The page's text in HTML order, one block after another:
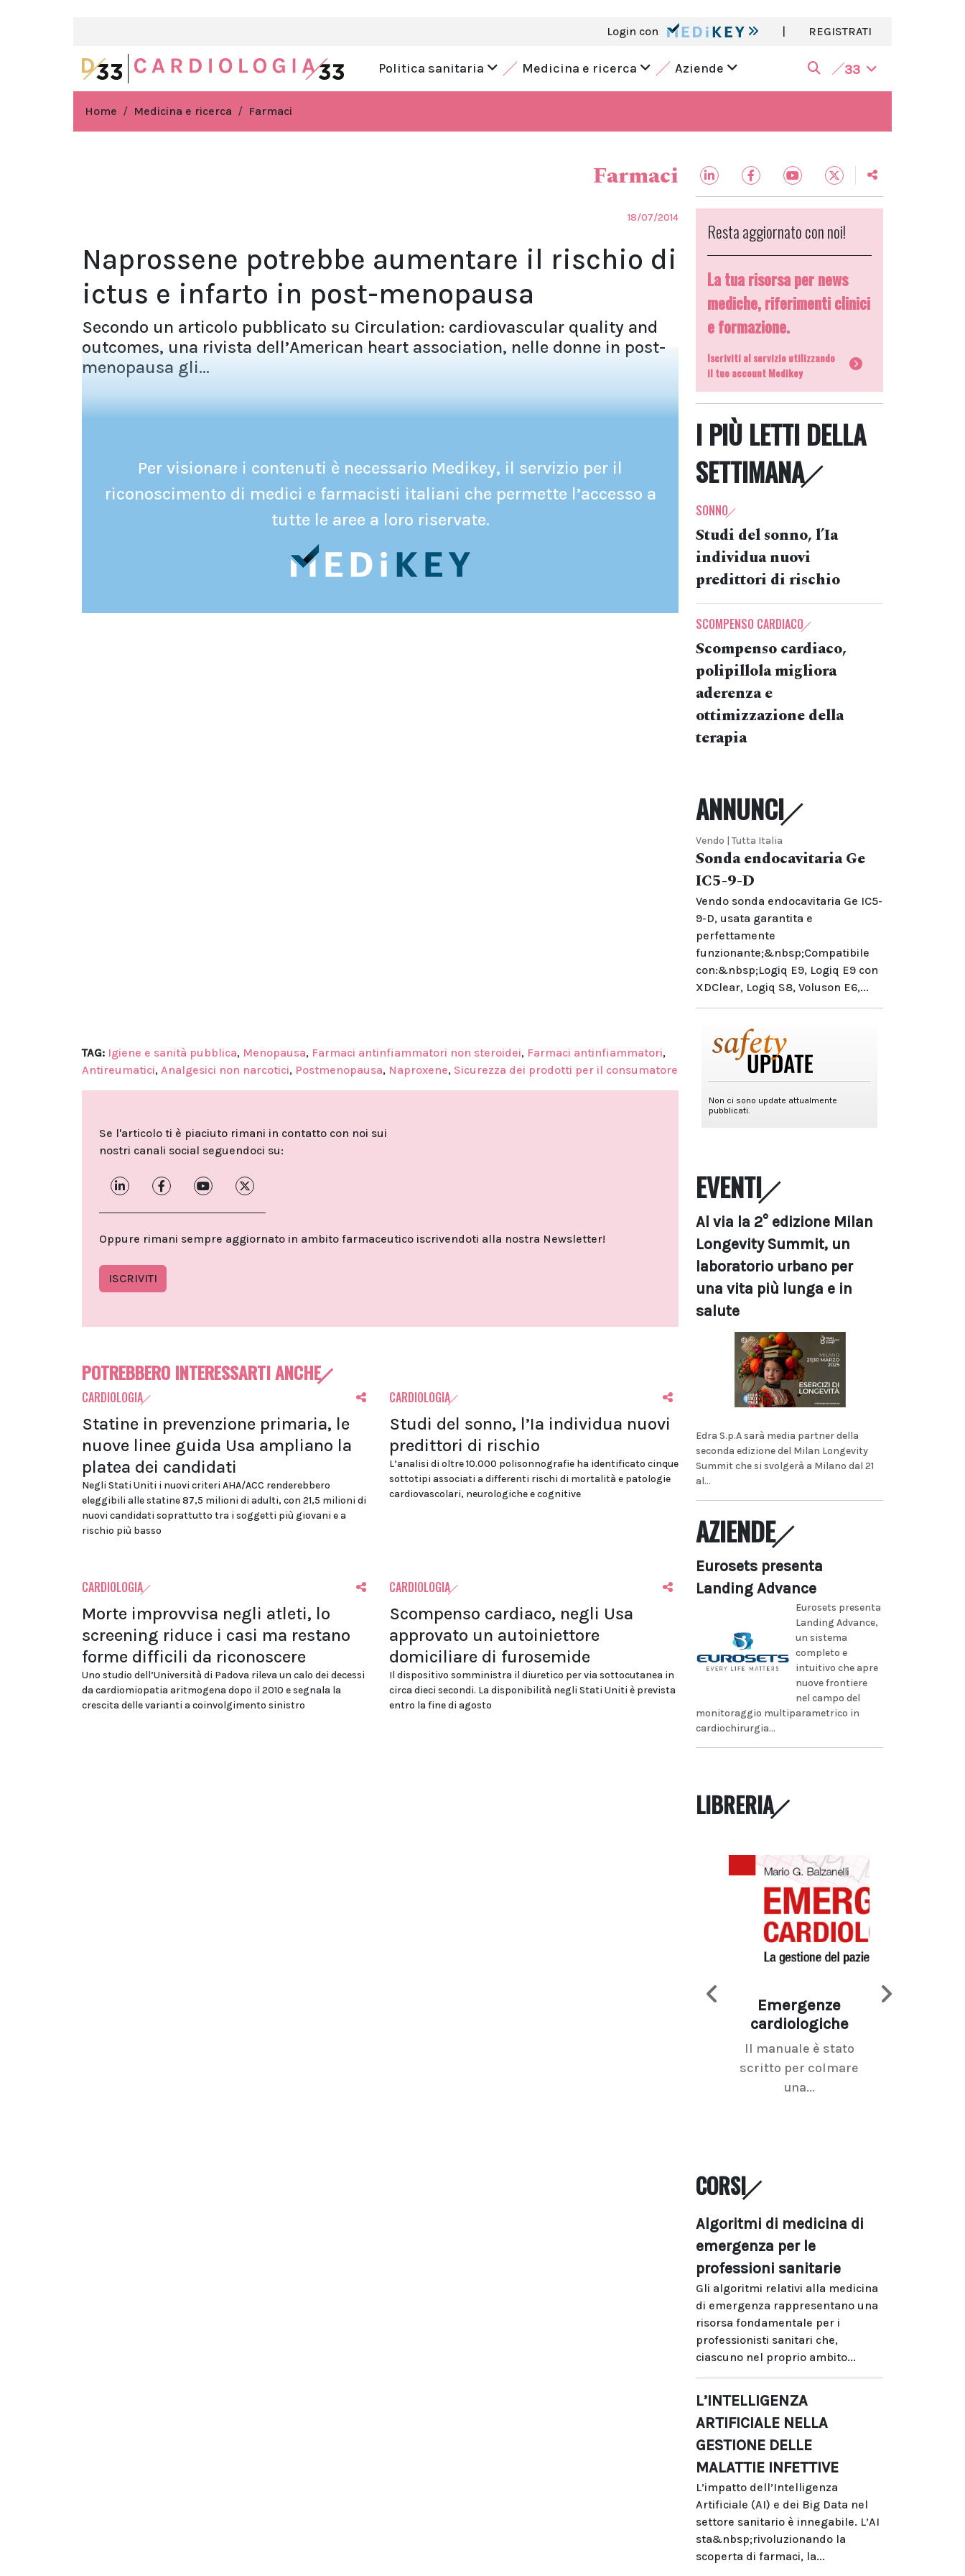
Login con | REGISTRATI
Politica sanitaria Medicina e ricerca Aziende 33
Home Medicina e ricerca Farmaci
Farmaci
18/07/2014
Naprossene potrebbe aumentare il rischio di
ictus e infarto in post-menopausa
Secondo un articolo pubblicato su Circulation: cardiovascular quality and
outcomes, una rivista dell’American heart association, nelle donne in post-
menopausa gli...
Per visionare i contenuti è necessario Medikey, il servizio per il
riconoscimento di medici e farmacisti italiani che permette l’accesso a
tutte le aree a loro riservate.
TAG: Igiene e sanità pubblica, Menopausa, Farmaci antinfiammatori non steroidei, Farmaci antinfiammatori,
Antireumatici, Analgesici non narcotici, Postmenopausa, Naproxene, Sicurezza dei prodotti per il consumatore
Se l'articolo ti è piaciuto rimani in contatto con noi sui
nostri canali social seguendoci su:
Oppure rimani sempre aggiornato in ambito farmaceutico iscrivendoti alla nostra Newsletter!
ISCRIVITI
POTREBBERO INTERESSARTI ANCHE
CARDIOLOGIA
Statine in prevenzione primaria, le
nuove linee guida Usa ampliano la
platea dei candidati
Negli Stati Uniti i nuovi criteri AHA/ACC renderebbero
eleggibili alle statine 87,5 milioni di adulti, con 21,5 milioni di
nuovi candidati soprattutto tra i soggetti più giovani e a
rischio più basso
CARDIOLOGIA
Studi del sonno, l’Ia individua nuovi
predittori di rischio
L’analisi di oltre 10.000 polisonnografie ha identificato cinque
sottotipi associati a differenti rischi di mortalità e patologie
cardiovascolari, neurologiche e cognitive
CARDIOLOGIA
Morte improvvisa negli atleti, lo
screening riduce i casi ma restano
forme difficili da riconoscere
Uno studio dell’Università di Padova rileva un calo dei decessi
da cardiomiopatia aritmogena dopo il 2010 e segnala la
crescita delle varianti a coinvolgimento sinistro
CARDIOLOGIA
Scompenso cardiaco, negli Usa
approvato un autoiniettore
domiciliare di furosemide
Il dispositivo somministra il diuretico per via sottocutanea in
circa dieci secondi. La disponibilità negli Stati Uniti è prevista
entro la fine di agosto
Resta aggiornato con noi!
La tua risorsa per news
mediche, riferimenti clinici
e formazione.
Iscriviti al servizio utilizzando
il tuo account Medikey
I PIÙ LETTI DELLA
SETTIMANA
SONNO
Studi del sonno, l’Ia
individua nuovi
predittori di rischio
SCOMPENSO CARDIACO
Scompenso cardiaco,
polipillola migliora
aderenza e
ottimizzazione della
terapia
ANNUNCI
Vendo | Tutta Italia
Sonda endocavitaria Ge
IC5-9-D
Vendo sonda endocavitaria Ge IC5-
9-D, usata garantita e
perfettamente
funzionante;&nbsp;Compatibile
con:&nbsp;Logiq E9, Logiq E9 con
XDClear, Logiq S8, Voluson E6,...
EVENTI
Al via la 2° edizione Milan
Longevity Summit, un
laboratorio urbano per
una vita più lunga e in
salute
Edra S.p.A sarà media partner della
seconda edizione del Milan Longevity
Summit che si svolgerà a Milano dal 21
al...
AZIENDE
Eurosets presenta
Landing Advance
Eurosets presenta
Landing Advance,
un sistema
completo e
intuitivo che apre
nuove frontiere
nel campo del
monitoraggio multiparametrico in
cardiochirurgia...
LIBRERIA
Emergenze
cardiologiche
Il manuale è stato
scritto per colmare
una...
CORSI
Algoritmi di medicina di
emergenza per le
professioni sanitarie
Gli algoritmi relativi alla medicina
di emergenza rappresentano una
risorsa fondamentale per i
professionisti sanitari che,
ciascuno nel proprio ambito...
L’INTELLIGENZA
ARTIFICIALE NELLA
GESTIONE DELLE
MALATTIE INFETTIVE
L’impatto dell’Intelligenza
Artificiale (AI) e dei Big Data nel
settore sanitario è innegabile. L’AI
sta&nbsp;rivoluzionando la
scoperta di farmaci, la...